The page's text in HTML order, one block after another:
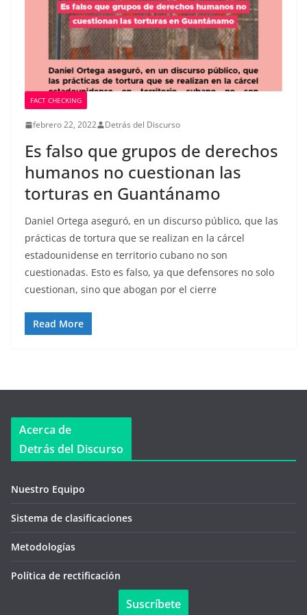
FACT CHECKING
febrero 22, 2022 Detrás del Discurso
Es falso que grupos de derechos
humanos no cuestionan las
torturas en Guantánamo
Daniel Ortega aseguró, en un discurso público, que las
prácticas de tortura que se realizan en la cárcel
estadounidense en territorio cubano no son
cuestionadas. Esto es falso, ya que defensores no solo
cuestionan, sino que abogan por el cierre
Read More
Acerca de
Detrás del Discurso
Nuestro Equipo
Sistema de clasificaciones
Metodologías
Política de rectificación
Suscríbete